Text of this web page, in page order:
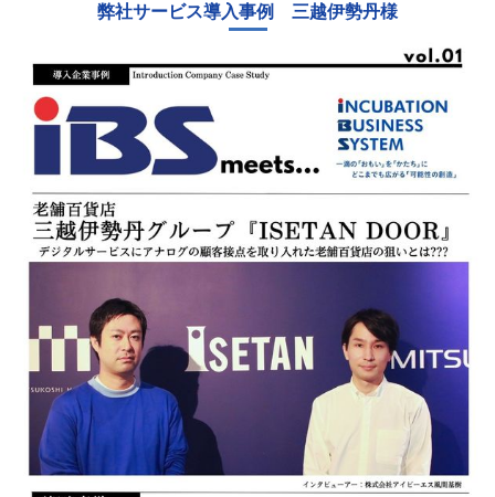
弊社サービス導入事例 三越伊勢丹様